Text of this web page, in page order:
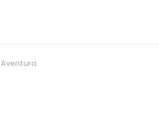
Aventura